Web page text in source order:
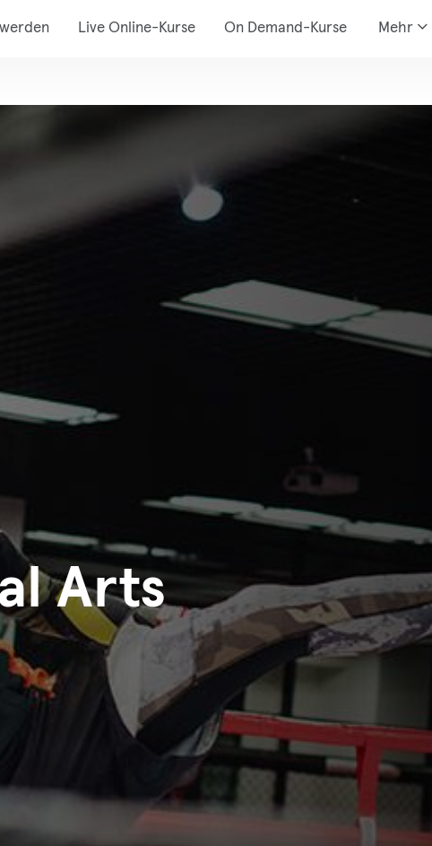
Live Online-Kurse On Demand-Kurse Mehr
Arts